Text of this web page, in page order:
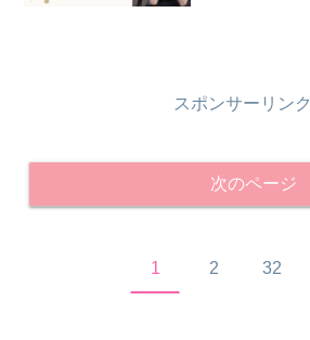
スポンサーリンク
次のページ
1 2 32